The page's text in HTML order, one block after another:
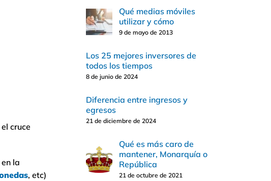
cruce
la
, etc)
Qué medias móviles
utilizar y cómo
9 de mayo de 2013
Los 25 mejores inversores de
todos los tiempos
8 de junio de 2024
Diferencia entre ingresos y
egresos
21 de diciembre de 2024
Qué es más caro de
mantener, Monarquía o
República
21 de octubre de 2021